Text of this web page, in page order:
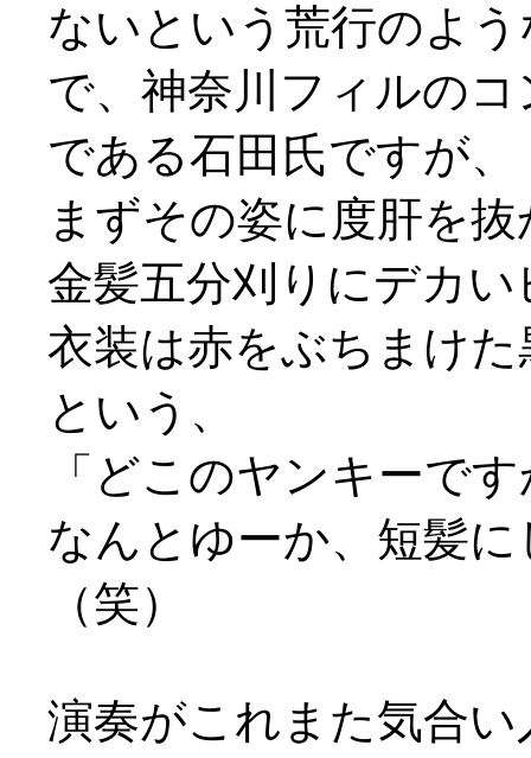
ないという荒行のよ
で、神奈川フィルの
である石田氏ですが、
まずその姿に度肝を
金髪五分刈りにデカ
衣装は赤をぶちまけ
という、
「どこのヤンキーで
なんとゆーか、短髪
（笑）
演奏がこれまた気合